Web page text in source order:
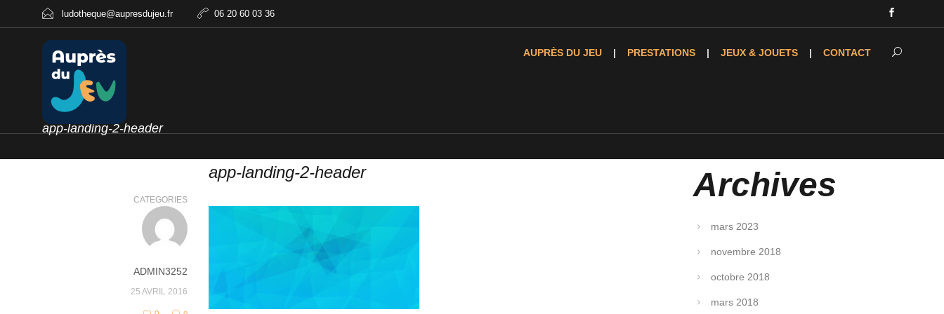
ludotheque@aupresdujeu.fr 06 20 60 03 36
AUPRÈS DU JEU PRESTATIONS JEUX & JOUETS CONTACT
app-landing-2-header
app-landing-2-header
CATEGORIES
ADMIN3252
25 AVRIL 2016
Archives
mars 2023
novembre 2018
octobre 2018
mars 2018